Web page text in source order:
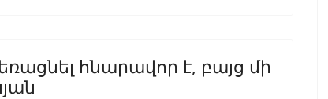
հնարավոր է, բայց մի